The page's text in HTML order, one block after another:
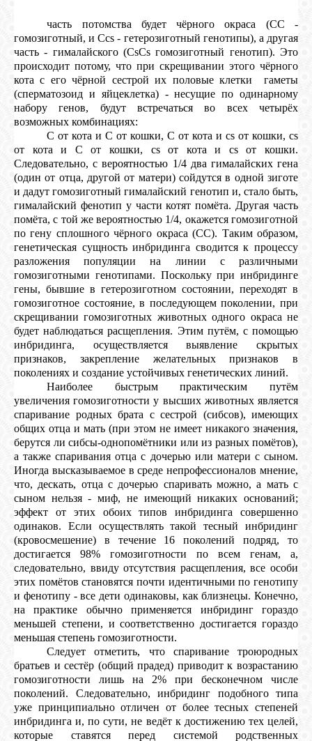
часть потомства будет чёрного окраса (СС -
гомозиготный, и Ссs - гетерозиготный генотипы), а другая
часть - гималайского (СsСs ­гомозиготный генотип). Это
происходит потому, что при скрещивании этого чёрного
кота с его чёрной сестрой их половые клетки ­ гаметы
(сперматозоид и яйцеклетка) - несущие по одинарному
набору генов, будут встречаться во всех четырёх
возможных комбинациях:
С от кота и С от кошки, С от кота и сs от кошки, сs
от кота и С от кошки, сs от кота и сs от кошки.
Следовательно, с вероятностью 1/4 два гималайских гена
(один от отца, другой от матери) сойдутся в одной зиготе
и дадут гомозиготный гималайский генотип и, стало быть,
гималайский фенотип у части котят помёта. Другая часть
помёта, с той же вероятностью 1/4, окажется гомозиготной
по гену сплошного чёрного окраса (СС). Таким образом,
генетическая сущность инбридинга сводится к процессу
разложения популяции на линии с различными
гомозиготными генотипами. Поскольку при инбридинге
гены, бывшие в гетерозиготном состоянии, переходят в
гомозиготное состояние, в последующем поколении, при
скрещивании гомозиготных животных одного окраса не
будет наблюдаться расщепления. Этим путём, с помощью
инбридинга, осуществляется выявление скрытых
признаков, закрепление желательных признаков в
поколениях и создание устойчивых генетических линий.
Наиболее быстрым практическим путём
увеличения гомозиготности у высших животных является
спаривание родных брата с сестрой (сибсов), имеющих
общих отца и мать (при этом не имеет никакого значения,
берутся ли сибсы-однопомётники или из разных помётов),
а также спаривания отца с дочерью или матери с сыном.
Иногда высказываемое в среде непрофессионалов мнение,
что, дескать, отца с дочерью спаривать можно, а мать с
сыном нельзя - миф, не имеющий никаких оснований;
эффект от этих обоих типов инбридинга совершенно
одинаков. Если осуществлять такой тесный инбридинг
(кровосмешение) в течение 16 поколений подряд, то
достигается 98% гомозиготности по всем генам, а,
следовательно, ввиду отсутствия расщепления, все особи
этих помётов становятся почти идентичными по генотипу
и фенотипу - все дети одинаковы, как близнецы. Конечно,
на практике обычно применяется инбридинг гораздо
меньшей степени, и соответственно достигается гораздо
меньшая степень гомозиготности.
Следует отметить, что спаривание троюродных
братьев и сестёр (общий прадед) приводит к возрастанию
гомозиготности лишь на 2% при бесконечном числе
поколений. Следовательно, инбридинг подобного типа
уже принципиально отличен от более тесных степеней
инбридинга и, по сути, не ведёт к достижению тех целей,
которые ставятся перед системой родственных